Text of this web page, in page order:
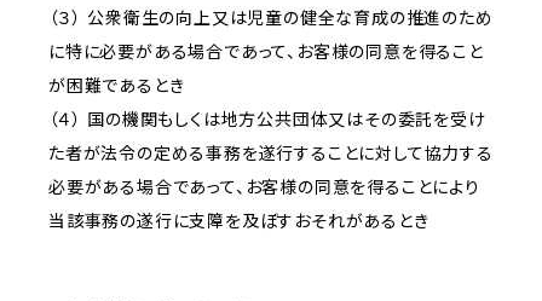
（３） 公衆衛生の向上又は児童の健全な育成の推進のため
に特に必要がある場合であって、お客様の同意を得ること
が困難であるとき
（４） 国の機関もしくは地方公共団体又はその委託を受け
た者が法令の定める事務を遂行することに対して協力する
必要がある場合であって、お客様の同意を得ることにより
当該事務の遂行に支障を及ぼすおそれがあるとき